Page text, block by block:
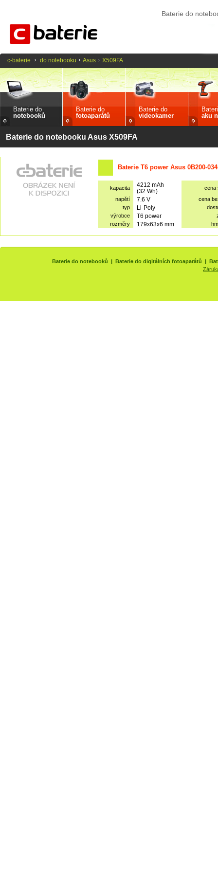
Baterie do
Baterie do
notebooků
Baterie do
fotoaparátů
Baterie do
videokamer
aku
Baterie do notebooku Asus X509FA
Baterie T6 power Asus 0B200-
kapacita
4212 mAh
(32 Wh)
cena
napětí
7.6 V
cena
typ
Li-Poly
výrobce
T6 power
rozměry
179x63x6 mm
c-baterie do notebooku Asus X509FA
Baterie do notebooků | Baterie do digitálních fotoaparátů |